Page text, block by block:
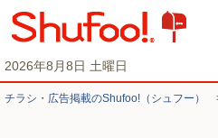
2026年8月8日 土曜日
チラシ・​広告掲載の​Shufoo!​（シュフー）